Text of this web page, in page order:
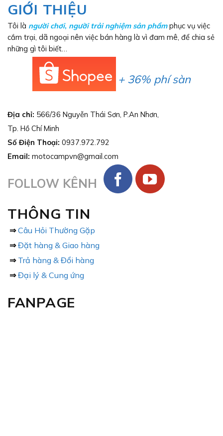
GIỚI THIỆU
Tôi là người chơi, người trải nghiệm sản phẩmphục vụ việc
cắm trại, dã ngoại nên việc bán hàng là vì đam mê, để chia sẻ
những gì tôi biết…
+ 36% phí sàn
Địa chỉ: 566/36 Nguyễn Thái Sơn, P.An Nhơn,
Tp. Hồ Chí Minh
Số Điện Thoại: 0937.972.792
Email: motocampvn@gmail.com
FOLLOW KÊNH
THÔNG TIN
⇒ Câu Hỏi Thường Gặp
⇒ Đặt hàng & Giao hàng
⇒ Trả hàng & Đổi hàng
⇒ Đại lý & Cung ứng
FANPAGE